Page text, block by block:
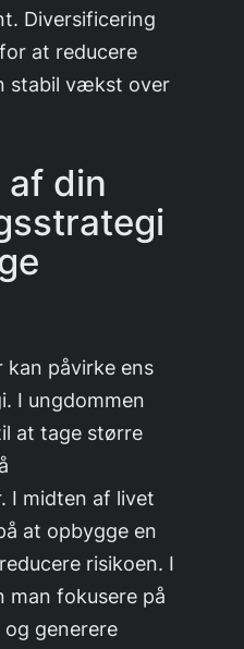
Diversificering
at reducere
stabil vækst over
af din
kan påvirke ens
I ungdommen
at tage større
I midten af livet
at opbygge en
risikoen. I
man fokusere på
generere